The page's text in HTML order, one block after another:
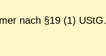
nach §19 (1) UStG.